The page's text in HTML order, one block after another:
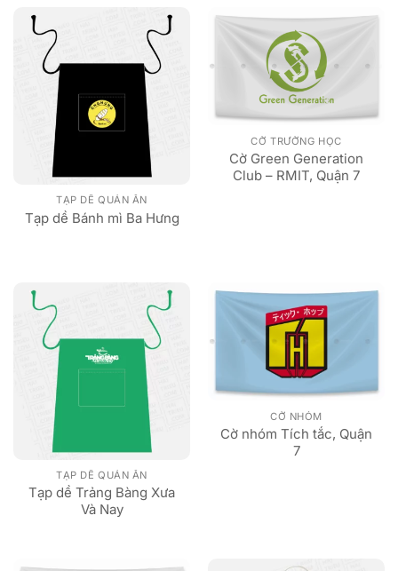
TẠP DỀ QUÁN ĂN
Tạp dề Bánh mì Ba Hưng
CỜ TRƯỜNG HỌC
Cờ Green Generation
Club – RMIT, Quận 7
TẠP DỀ QUÁN ĂN
Tạp dề Trảng Bàng Xưa
Và Nay
CỜ NHÓM
Cờ nhóm Tích tắc, Quận
7